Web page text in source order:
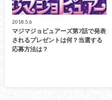
2018.5.6
マジマジョピュアーズ第7話で発表
されるプレゼントは何？当選する
応募方法は？